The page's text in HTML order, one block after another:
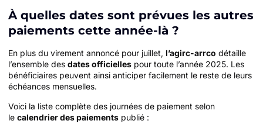
À quelles dates sont prévues les autres
paiements cette année-là ?
En plus du virement annoncé pour juillet, l’agirc-arrco détaille
l’ensemble des dates officielles pour toute l’année 2025. Les
bénéficiaires peuvent ainsi anticiper facilement le reste de leurs
échéances mensuelles.
Voici la liste complète des journées de paiement selon
le calendrier des paiements publié :